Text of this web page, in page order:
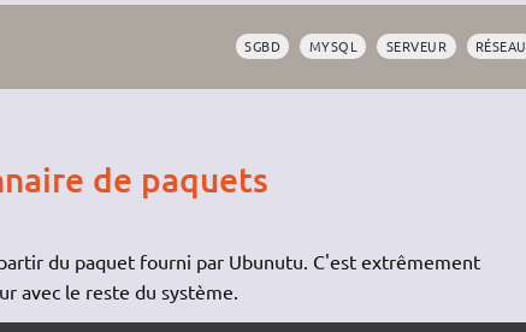
SGBD MYSQL SERVEUR RÉSEAU
de paquets
du paquet fourni par Ubunutu. C'est extrêmement
avec le reste du système.